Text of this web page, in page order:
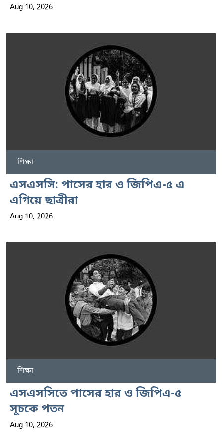
Aug 10, 2026
শিক্ষা
এসএসসি: পাসের হার ও জিপিএ-৫ এ
এগিয়ে ছাত্রীরা
Aug 10, 2026
শিক্ষা
এসএসসিতে পাসের হার ও জিপিএ-৫
সূচকে পতন
Aug 10, 2026